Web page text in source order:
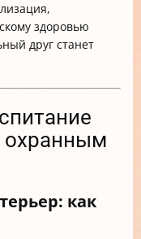
здоровью
друг станет
охранным
как